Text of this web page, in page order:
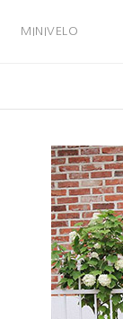
MINIVELO